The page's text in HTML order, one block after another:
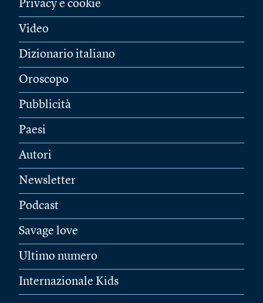
Privacy e cookie
Video
Dizionario italiano
Oroscopo
Pubblicità
Paesi
Autori
Newsletter
Podcast
Savage love
Ultimo numero
Internazionale Kids